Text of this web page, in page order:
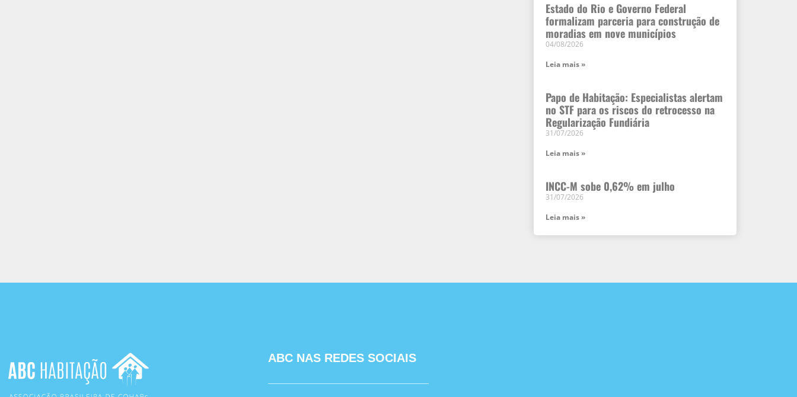
Estado do Rio e Governo Federal
formalizam parceria para construção de
moradias em nove municípios
04/08/2026
Leia mais »
Papo de Habitação: Especialistas alertam
no STF para os riscos do retrocesso na
Regularização Fundiária
31/07/2026
Leia mais »
INCC-M sobe 0,62% em julho
31/07/2026
Leia mais »
ABC NAS REDES SOCIAIS